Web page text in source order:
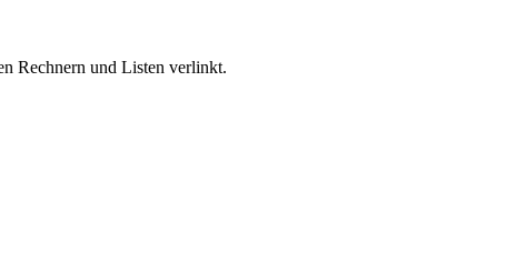
Rechnern und Listen verlinkt.